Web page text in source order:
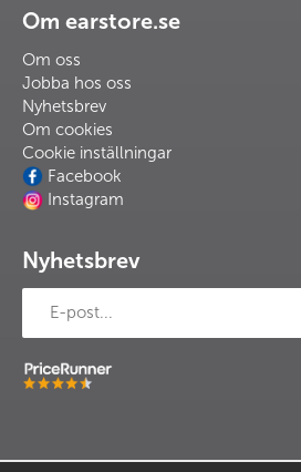
Om earstore.se
Om oss
Jobba hos oss
Nyhetsbrev
Om cookies
Cookie inställningar
Facebook
Instagram
Nyhetsbrev